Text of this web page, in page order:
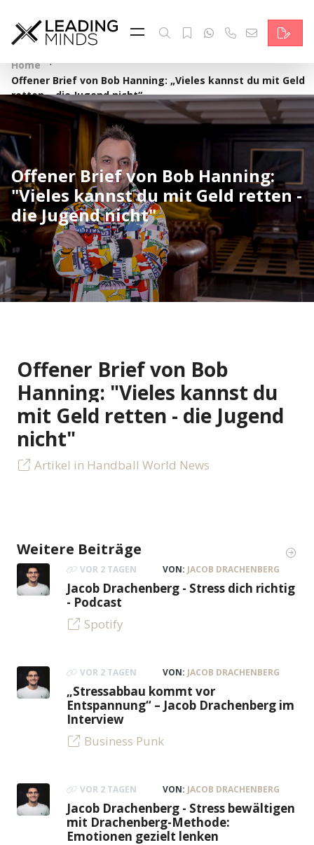
Feed & News
Reading Minds
Themen
Services
Wer wir sind
Kontakt
English
Home ·
Offener Brief von Bob Hanning: „Vieles kannst du mit Geld
retten – die Jugend nicht“
Offener Brief von Bob Hanning:
"Vieles kannst du mit Geld retten -
die Jugend nicht"
Offener Brief von Bob
Hanning: "Vieles kannst du
mit Geld retten - die Jugend
nicht"
Artikel in Handball World News
Weitere Beiträge
VOR 2 TAGEN VON: JACOB DRACHENBERG
Jacob Drachenberg - Stress dich richtig
- Podcast
Spotify
VOR 2 TAGEN VON: JACOB DRACHENBERG
„Stressabbau kommt vor
Entspannung“ – Jacob Drachenberg im
Interview
Business Punk
VOR 2 TAGEN VON: JACOB DRACHENBERG
Jacob Drachenberg - Stress bewältigen
mit Drachenberg-Methode:
Emotionen gezielt lenken